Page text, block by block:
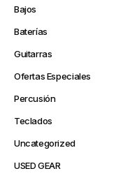
Bajos
Baterías
Guitarras
Ofertas Especiales
Percusión
Teclados
Uncategorized
USED GEAR